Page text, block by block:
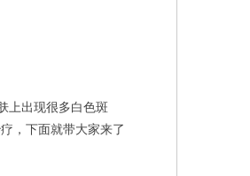
上出现很多白色斑
，下面就带大家来了